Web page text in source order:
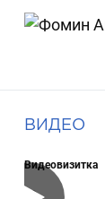
ВИДЕО
Видеовизитка